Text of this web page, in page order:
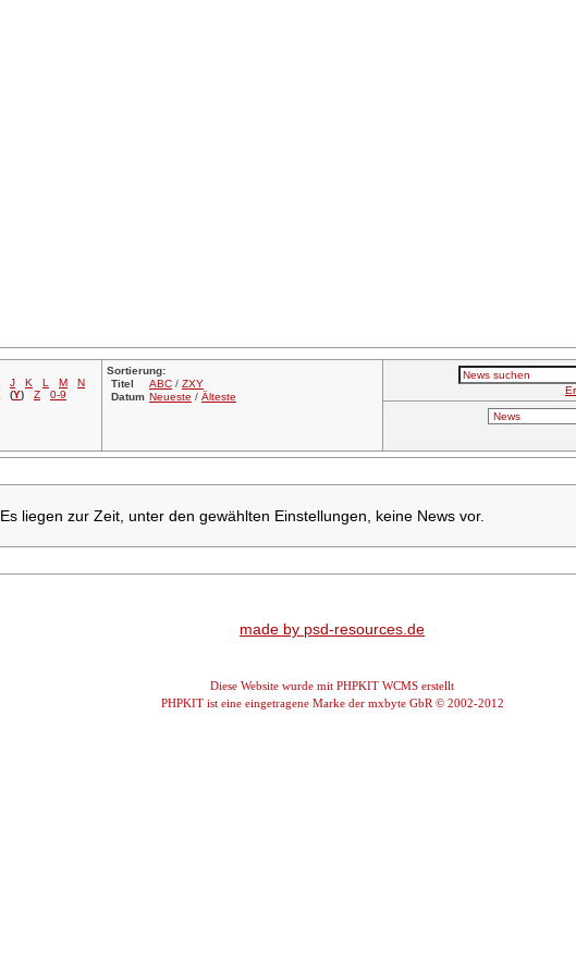
J K L M
N
(Y) Z 0-9
Sortierung:
Titel
ABC / ZXY
Datum Neueste / Älteste
Es liegen zur Zeit, unter den gewählten Einstellungen, keine News vor.
made by psd-resources.de
Diese Website wurde mit PHPKIT WCMS erstellt
PHPKIT ist eine eingetragene Marke der mxbyte GbR © 2002-2012